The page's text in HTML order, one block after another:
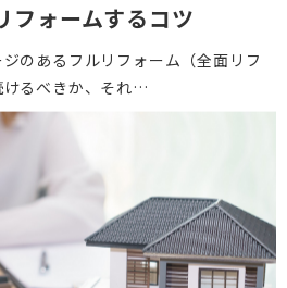
フォームするコツ
のあるフルリフォーム（全面リフ
けるべきか、それ…